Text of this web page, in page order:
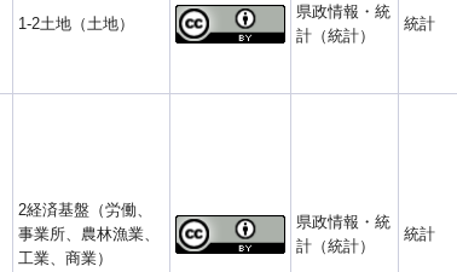
1-2土地（土地）
県政情報・統
計（統計）
統計
2経済基盤（労働、
事業所、農林漁業、
工業、商業）
県政情報・統
計（統計）
統計